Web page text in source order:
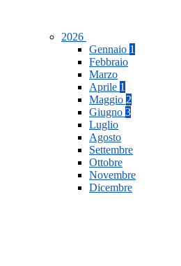
2026
Gennaio 1
Febbraio
Marzo
Aprile 1
Maggio 2
Giugno 3
Luglio
Agosto
Settembre
Ottobre
Novembre
Dicembre